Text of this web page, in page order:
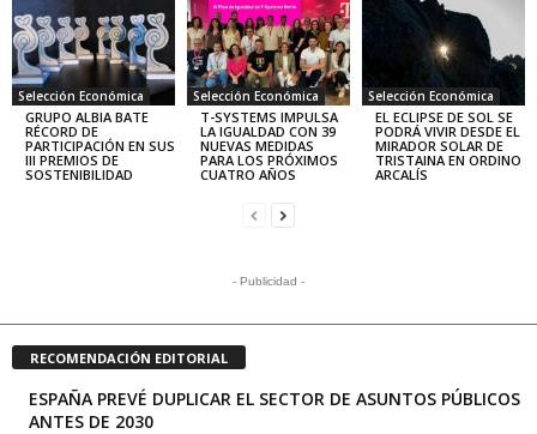
Selección Económica
GRUPO ALBIA BATE
RÉCORD DE
PARTICIPACIÓN EN SUS
III PREMIOS DE
SOSTENIBILIDAD
Selección Económica
T-SYSTEMS IMPULSA
LA IGUALDAD CON 39
NUEVAS MEDIDAS
PARA LOS PRÓXIMOS
CUATRO AÑOS
Selección Económica
EL ECLIPSE DE SOL SE
PODRÁ VIVIR DESDE EL
MIRADOR SOLAR DE
TRISTAINA EN ORDINO
ARCALÍS
- Publicidad -
RECOMENDACIÓN EDITORIAL
ESPAÑA PREVÉ DUPLICAR EL SECTOR DE ASUNTOS PÚBLICOS
ANTES DE 2030